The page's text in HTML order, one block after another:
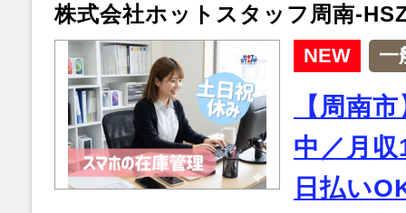
株式会社ホットスタッフ周南-
NEW 一
【周南
中／月
日払い